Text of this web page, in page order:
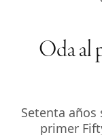
Oda al
Setenta
primer